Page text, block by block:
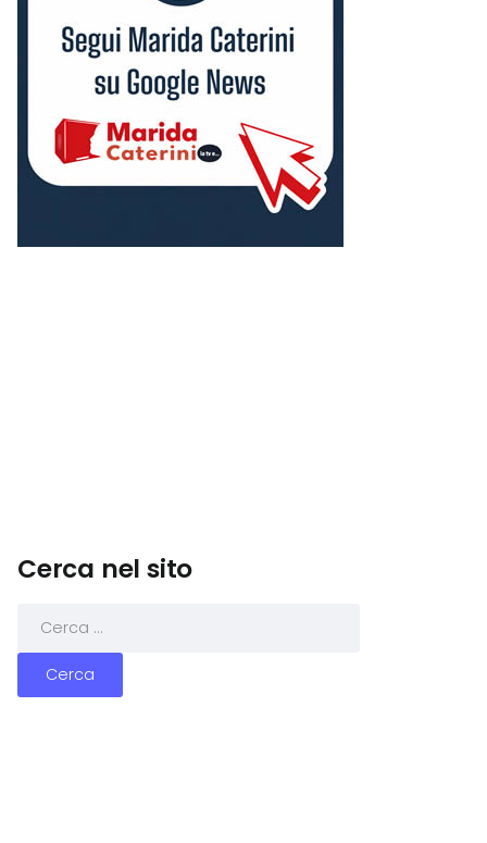
Cerca nel sito